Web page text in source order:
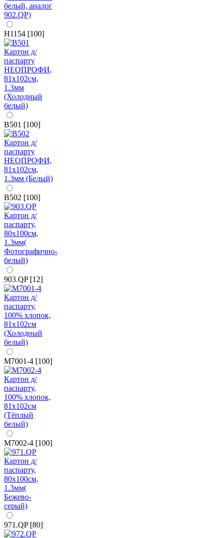
H1154 [100]
B501 [100]
B502 [100]
903.QP [12]
M7001-4 [100]
M7002-4 [100]
971.QP [80]